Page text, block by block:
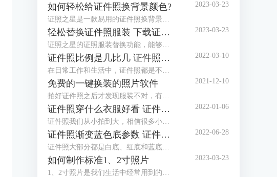
如何轻松给证件照换背景颜色?
证照之星是一款易用的证件照换背景软件，协助你方便快捷处理证件照片。 “一键裁剪”，“自动纠正倾斜”，“轻松换背景”等功能让你在几秒钟内完成证件照的处理编辑。
2023-03-23
轻松替换证件照服装 下载证件照服装模板
证照之星的证照服装替换功能，能够将普通便装照片替换成符合证件照要求的正装证件照片。
2023-03-23
证件照比例是几比几 证件照比例怎么修改
在日常工作和生活中，证件照都是不可或缺的，而证件照的比例和尺寸又都不相同，那么你知道，证件照比例是几比几，证件照比例怎么修改，今天小编就和大家分享一下。
2022-03-10
免费的一键换装的照片软件
拍好证件照之后才发现服装不对，有没有免费的一键换装的照片软件？这种棘手的任务，交给证件照工具就对了！证件照工具内置多款正装、西服模板，可以很好地满足换装的需求。
2021-12-10
证件照穿什么衣服好看 证件照衣服素材
证件照我们从小拍到大，相信很多小伙伴都发现了几乎每个照相馆都会准备两套衣服，有时候会叫我们换上他们准备的衣服拍摄。一般这种情况都是因为我们拍摄的时候穿的衣服不对，最常见的问题就是颜色与拍摄的背景色太相似，所以需要换装。那么今天就来给大家讲讲拍证件照穿什么衣服好看以及有哪些证件照衣服素材。
2022-01-06
证件照渐变蓝色底参数 证件照渐变蓝背景怎么设置
证件照大部分都是白底、红底和蓝底，但还有一种是渐变蓝色底，有时候单位会特别指定证件照要用渐变蓝色底，那么，证件照渐变蓝色底参数是多少呢？证件照渐变蓝背景怎么设置？下面就跟着小编一起来看看吧。
2022-06-28
如何制作标准1、2寸照片
1、2寸照片是我们生活中经常用到的照片，本文主要介绍了如何使用证照之星来制作标准的1、2寸照片，包括规格设置、裁剪照片、色彩修正、背景处理等。
2023-03-23